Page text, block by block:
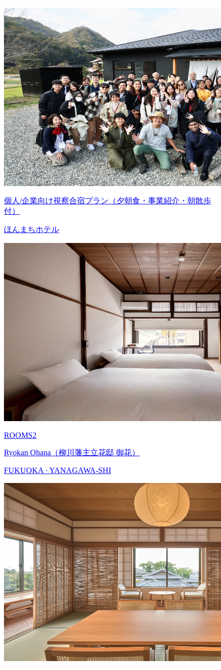
個人/企業向け視察合宿プラン（夕朝食・事業紹介・朝散歩
付）
ほんまちホテル
ROOMS2
Ryokan Ohana（柳川藩主立花邸 御花）
FUKUOKA · YANAGAWA-SHI